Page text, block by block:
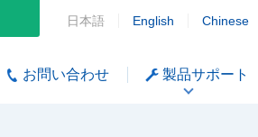
日本語 English Chinese
お問い合わせ 製品サポート